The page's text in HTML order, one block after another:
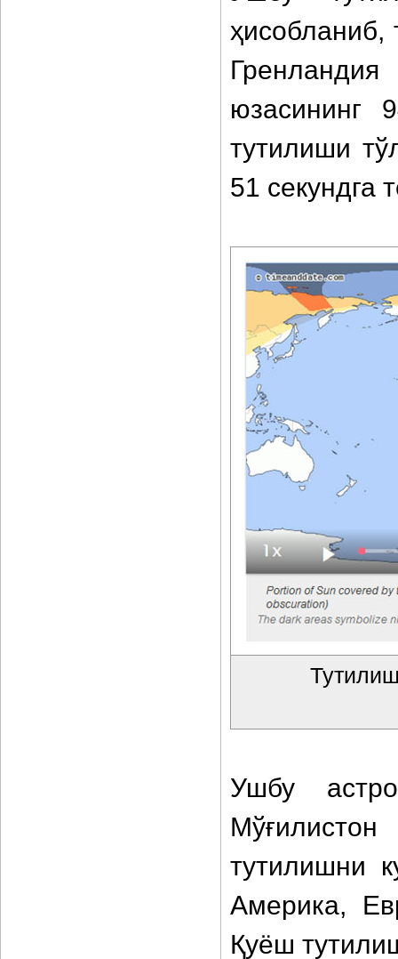
ҳисобланиб,
юзасининг
тутилиши
51 секундга
Ушбу
тутилишни
Америка,
Қуёш